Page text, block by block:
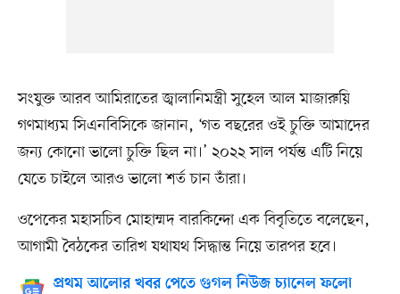
সংযুক্ত আরব আমিরাতের জ্বালানিমন্ত্রী সুহেল আল মাজারুয়ি
গণমাধ্যম সিএনবিসিকে জানান, ‘গত বছরের ওই চুক্তি আমাদের
জন্য কোনো ভালো চুক্তি ছিল না।’ ২০২২ সাল পর্যন্ত এটি নিয়ে
যেতে চাইলে আরও ভালো শর্ত চান তাঁরা।
ওপেকের মহাসচিব মোহাম্মদ বারকিন্দো এক বিবৃতিতে বলেছেন,
আগামী বৈঠকের তারিখ যথাযথ সিদ্ধান্ত নিয়ে তারপর হবে।
প্রথম আলোর খবর পেতে গুগল নিউজ চ্যানেল ফলো